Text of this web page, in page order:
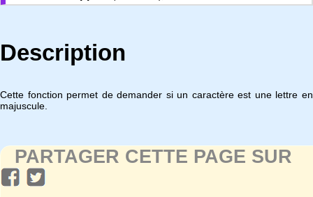
Description
Cette fonction permet de demander si un caractère est une lettre en
majuscule.
PARTAGER CETTE PAGE SUR